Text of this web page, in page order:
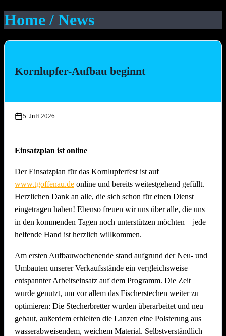
Home / News
Kornlupfer-Aufbau beginnt
5. Juli 2026
Einsatzplan ist online
Der Einsatzplan für das Kornlupferfest ist auf
www.tgoffenau.de online und bereits weitestgehend gefüllt.
Herzlichen Dank an alle, die sich schon für einen Dienst
eingetragen haben! Ebenso freuen wir uns über alle, die uns
in den kommenden Tagen noch unterstützen möchten – jede
helfende Hand ist herzlich willkommen.
Am ersten Aufbauwochenende stand aufgrund der Neu- und
Umbauten unserer Verkaufsstände ein vergleichsweise
entspannter Arbeitseinsatz auf dem Programm. Die Zeit
wurde genutzt, um vor allem das Fischerstechen weiter zu
optimieren: Die Stecherbretter wurden überarbeitet und neu
gebaut, außerdem erhielten die Lanzen eine Polsterung aus
wasserabweisendem, weichem Material. Selbstverständlich